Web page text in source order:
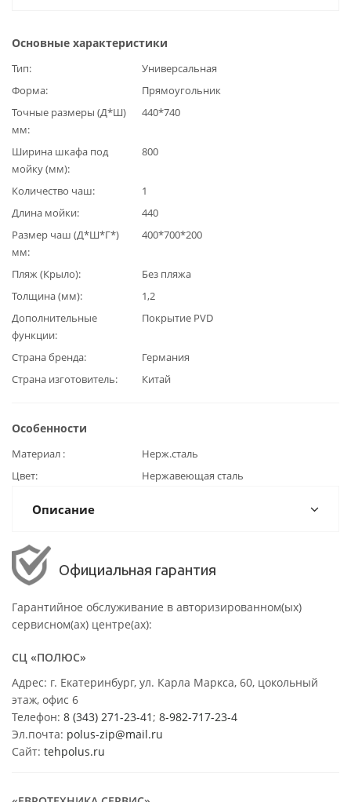
Основные характеристики
Тип
Универсальная
Форма
Прямоугольник
Точные размеры (Д*Ш)
мм
440*740
Ширина шкафа под
мойку (мм)
800
Количество чаш
1
Длина мойки
440
Размер чаш (Д*Ш*Г*)
мм
400*700*200
Пляж (Крыло)
Без пляжа
Толщина (мм)
1,2
Дополнительные
функции
Покрытие PVD
Страна бренда
Германия
Страна изготовитель
Китай
Особенности
Материал
Нерж.сталь
Цвет
Нержавеющая сталь
Описание
Официальная гарантия
Гарантийное обслуживание в авторизированном(ых)
сервисном(ах) центре(ах):
СЦ «ПОЛЮС»
Адрес: г. Екатеринбург, ул. Карла Маркса, 60, цокольный
этаж, офис 6
Телефон: 8 (343) 271-23-41 ; 8-982-717-23-4
Эл.почта: polus-zip@mail.ru
Сайт: tehpolus.ru